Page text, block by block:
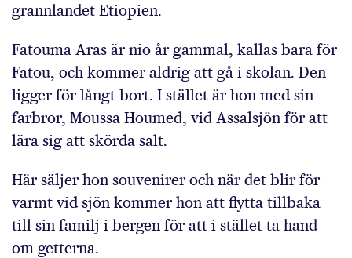
grannlandet Etiopien.
Fatouma Aras är nio år gammal, kallas bara för
Fatou, och kommer aldrig att gå i skolan. Den
ligger för långt bort. I stället är hon med sin
farbror, Moussa Houmed, vid Assalsjön för att
lära sig att skörda salt.
Här säljer hon souvenirer och när det blir för
varmt vid sjön kommer hon att flytta tillbaka
till sin familj i bergen för att i stället ta hand
om getterna.